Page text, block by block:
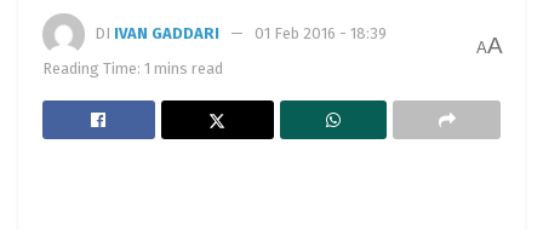
DI IVAN GADDARI
01 Feb 2016 - 18:39
Reading Time: 1 mins read
AA